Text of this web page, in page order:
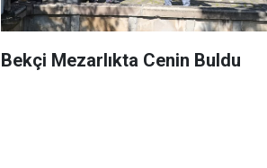
Bekçi Mezarlıkta Cenin Buldu